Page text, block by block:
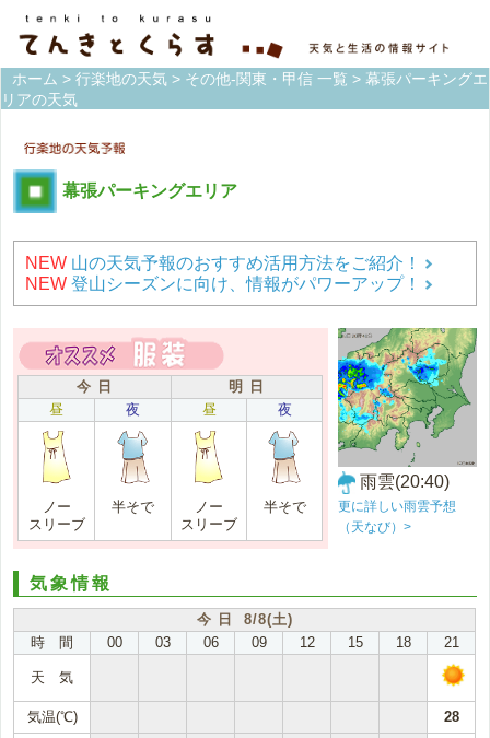
ホーム > 行楽地の天気 > その他-関東・甲信 一覧 > 幕張パーキングエ
リアの天気
幕張パーキングエリア
NEW 山の天気予報のおすすめ活用方法をご紹介！
NEW 登山シーズンに向け、情報がパワーアップ！
今 日
明 日
昼
夜 昼 夜
ノー
スリーブ
半そで
ノー
スリーブ
半そで
雨雲(20:40)
更に詳しい雨雲予想
（天なび）>
気象情報
今 日 8/8(土)
時 間
00 03 06 09 12 15 18 21
天 気
気温(℃)
28